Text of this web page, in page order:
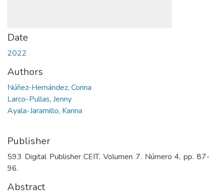
Date
2022
Authors
Núñez-Hernández, Corina
Larco-Pullas, Jenny
Ayala-Jaramillo, Karina
Publisher
593 Digital Publisher CEIT. Volumen 7. Número 4, pp. 87-
96.
Abstract